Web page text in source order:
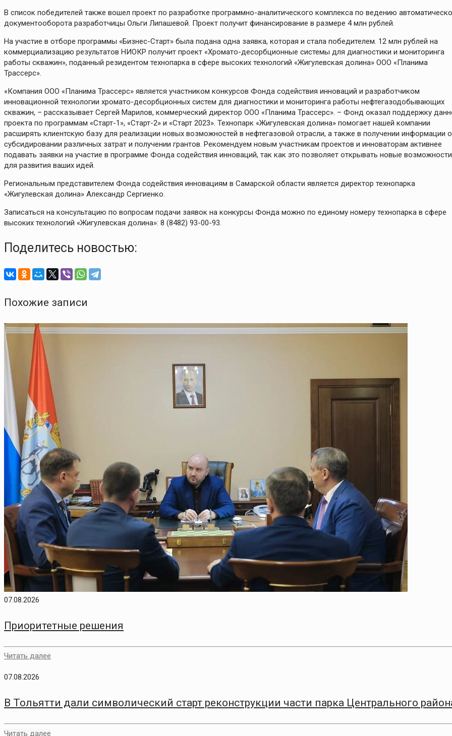
В список победителей также вошел проект по разработке программно-аналитического комплекса по ведению
документооборота разработчицы Ольги Липашевой. Проект получит финансирование в размере 4 млн рублей.
На участие в отборе программы «Бизнес-Старт» была подана одна заявка, которая и стала победителем. 12 млн рублей на
коммерциализацию результатов НИОКР получит проект «Хромато-десорбционные системы для диагностики и мониторинга
работы скважин», поданный резидентом технопарка в сфере высоких технологий «Жигулевская долина» ООО «Планима
Трассерс».
«Компания ООО «Планима Трассерс» является участником конкурсов Фонда содействия инноваций и разработчиком
инновационной технологии хромато-десорбционных систем для диагностики и мониторинга работы нефтегазодобывающих
скважин, – рассказывает Сергей Марилов, коммерческий директор ООО «Планима Трассерс». – Фонд оказал поддержку
проекта по программам «Старт-1», «Старт-2» и «Старт 2023». Технопарк «Жигулевская долина» помогает нашей компании
расширять клиентскую базу для реализации новых возможностей в нефтегазовой отрасли, а также в получении информации о
субсидировании различных затрат и получении грантов. Рекомендуем новым участникам проектов и инноваторам активнее
подавать заявки на участие в программе Фонда содействия инноваций, так как это позволяет открывать новые возможности
для развития ваших идей.
Региональным представителем Фонда содействия инновациям в Самарской области является директор технопарка
«Жигулевская долина» Александр Сергиенко.
Записаться на консультацию по вопросам подачи заявок на конкурсы Фонда можно по единому номеру технопарка в сфере
высоких технологий «Жигулевская долина»: 8 (8482) 93-00-93.
Поделитесь новостью:
Похожие записи
07.08.2026
Приоритетные решения
Читать далее
07.08.2026
В Тольятти дали символический старт реконструкции части парка Центрального
Читать далее